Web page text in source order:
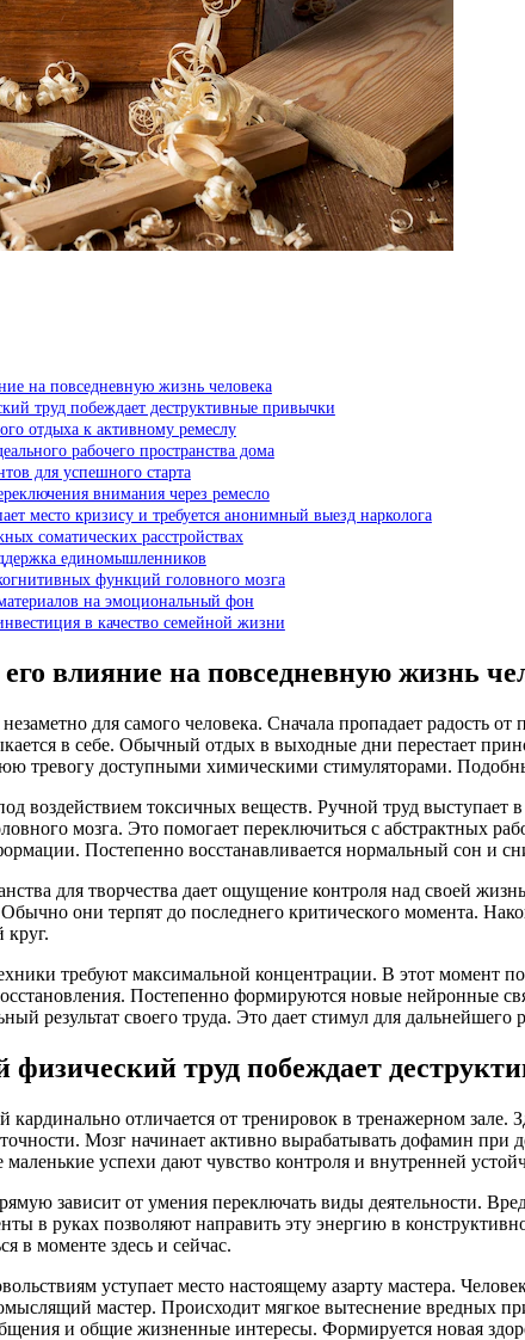
на повседневную жизнь человека
труд побеждает деструктивные привычки
отдыха к активному ремеслу
рабочего пространства дома
для успешного старта
внимания через ремесло
место кризису и требуется анонимный выезд нарколога
соматических расстройствах
единомышленников
функций головного мозга
на эмоциональный фон
в качество семейной жизни
влияние на повседневную жизнь
для самого человека. Сначала пропадает радость
в себе. Обычный отдых в выходные дни перестает
тревогу доступными химическими стимуляторами.
воздействием токсичных веществ. Ручной труд выступает
мозга. Это помогает переключиться с абстрактных
Постепенно восстанавливается нормальный сон и
для творчества дает ощущение контроля над своей
они терпят до последнего критического момента.
круг.
требуют максимальной концентрации. В этот момент
Постепенно формируются новые нейронные
результат своего труда. Это дает стимул для
физический труд побеждает
кардинально отличается от тренировок в тренажерном
Мозг начинает активно вырабатывать дофамин
успехи дают чувство контроля и внутренней
зависит от умения переключать виды деятельности.
в руках позволяют направить эту энергию в
в моменте здесь и сейчас.
уступает место настоящему азарту мастера.
мастер. Происходит мягкое вытеснение вредных
и общие жизненные интересы. Формируется новая